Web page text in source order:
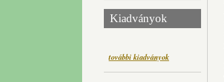
Kiadványok
további kiadványok